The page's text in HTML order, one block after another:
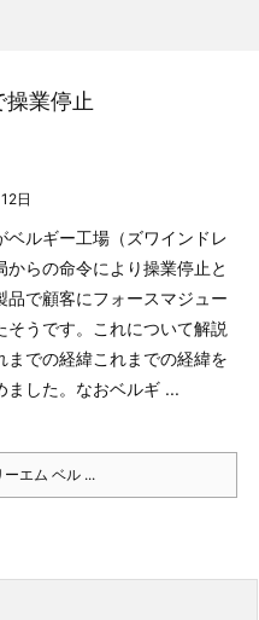
操業停止
日
ベルギー工場（ズワインドレ
からの命令により操業停止と
品で顧客にフォースマジュー
そうです。これについて解説
までの経緯これまでの経緯を
ました。なおベルギ ...
エム ベル ...